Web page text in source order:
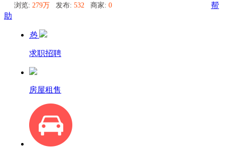
浏览: 279万 发布: 532 商家: 0
帮
助
热
求职招聘
房屋租售